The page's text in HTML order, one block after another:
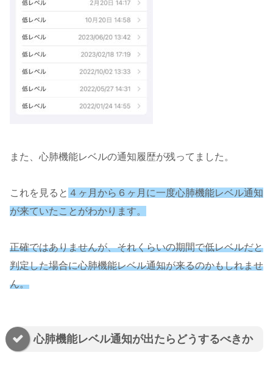
また、心肺機能レベルの通知履歴が残ってました。
これを見ると ４ヶ月から６ヶ月に一度心肺機能レベル通知
が来ていたことがわかります。
正確ではありませんが、それくらいの期間で低レベルだと
判定した場合に心肺機能レベル通知が来るのかもしれませ
ん。
心肺機能レベル通知が出たらどうするべきか